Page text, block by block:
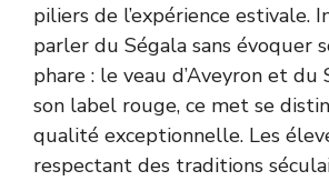
piliers de l’expérience estivale.
parler du Ségala sans évoquer
phare : le veau d’Aveyron et du
son label rouge, ce met se
qualité exceptionnelle. Les
respectant des traditions